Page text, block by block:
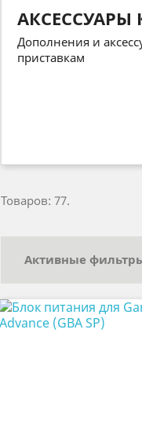
АКСЕССУАРЫ
Дополнения и
приставкам
Товаров: 77.
Активные